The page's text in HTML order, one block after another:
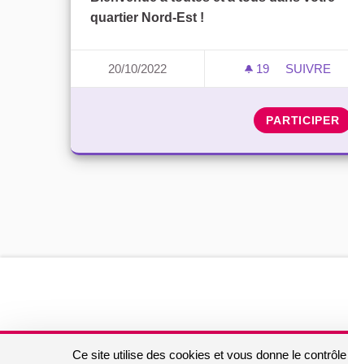
quartier Nord-Est !
20/10/2022 19 19 ABONNÉS
SUIVRE
PARTICIPER
Ce site utilise des cookies et vous donne le